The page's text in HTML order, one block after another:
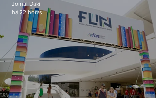
Jornal Daki
há 22 horas